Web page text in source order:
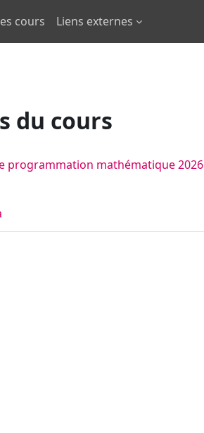
cours
Liens externes
du cours
programmation mathématique 2026